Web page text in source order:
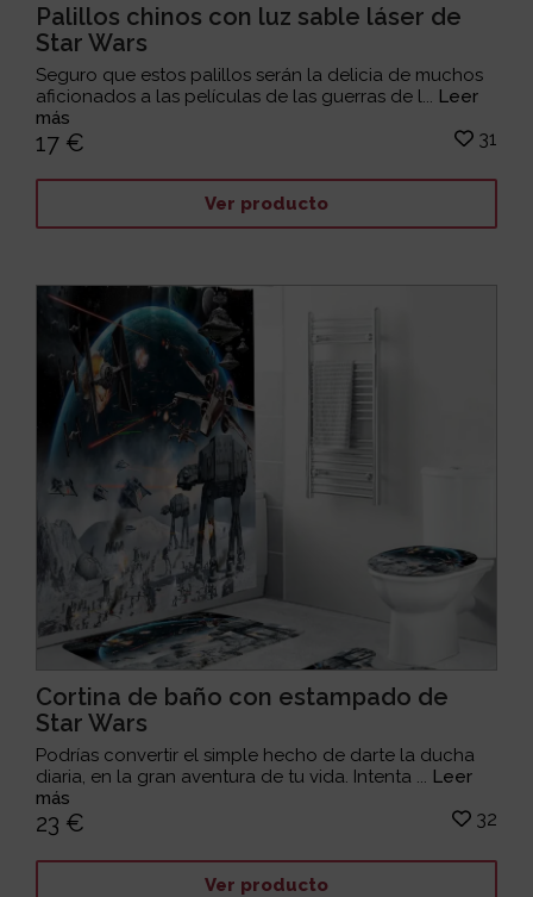
Palillos chinos con luz sable láser de
Star Wars
Seguro que estos palillos serán la delicia de muchos
aficionados a las películas de las guerras de l... Leer
más
17 € 31
Ver producto
Cortina de baño con estampado de
Star Wars
Podrías convertir el simple hecho de darte la ducha
diaria, en la gran aventura de tu vida. Intenta ... Leer
más
23 € 32
Ver producto